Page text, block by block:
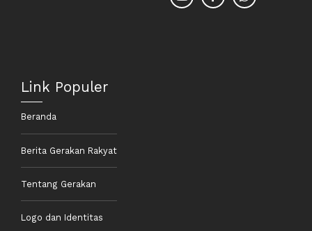
Link Populer
Beranda
Berita Gerakan Rakyat
Tentang Gerakan
Logo dan Identitas